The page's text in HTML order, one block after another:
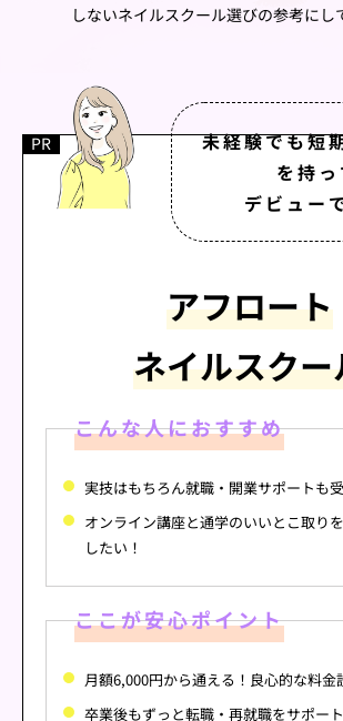
しないネイルスクール選びの参考にし
未経験でも短
を持っ
デビュー
アフロート
ネイルスクー
こんな人におすすめ
実技はもちろん就職・開業サポートも
オンライン講座と通学のいいとこ取りを
したい！
ここが安心ポイント
月額6,000円から通える！良心的な料金
卒業後もずっと転職・再就職をサポート